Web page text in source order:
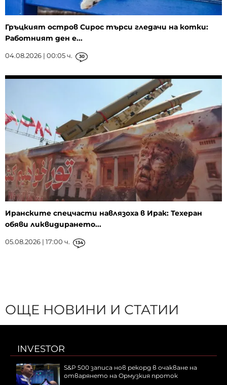
Гръцкият остров Сирос търси гледачи на котки:
Работният ден е...
04.08.2026 | 00:05 ч. 30
Иранските спецчасти навлязоха в Ирак: Техеран
обяви ликвидирането...
05.08.2026 | 17:00 ч. 134
ОЩЕ НОВИНИ И СТАТИИ
INVESTOR
S&P 500 записа нов рекорд в очакване на
отварянето на Ормузкия проток